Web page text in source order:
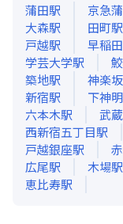
蒲田駅 京急
大森駅 田町駅
戸越駅 早稲田
学芸大学駅
築地駅 神楽坂
新宿駅 下神明
六本木駅 武
西新宿五丁目駅
戸越銀座駅
広尾駅 木場駅
恵比寿駅